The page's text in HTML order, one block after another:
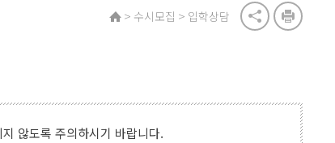
> 수시모집 > 입학상담
않도록 주의하시기 바랍니다.